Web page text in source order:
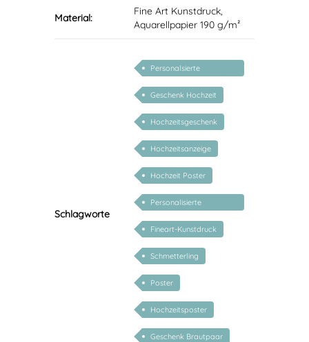
Material:
Fine Art Kunstdruck,
Aquarellpapier 190 g/m²
Schlagworte
Personalsierte
Hochzeitsgeschenke
Geschenk Hochzeit
Hochzeitsgeschenk
Hochzeitsanzeige
Hochzeit Poster
Personalisierte
Geschenke zur Hochzeit
Fineart-Kunstdruck
Schmetterling
Poster
Hochzeitsposter
Geschenk Brautpaar